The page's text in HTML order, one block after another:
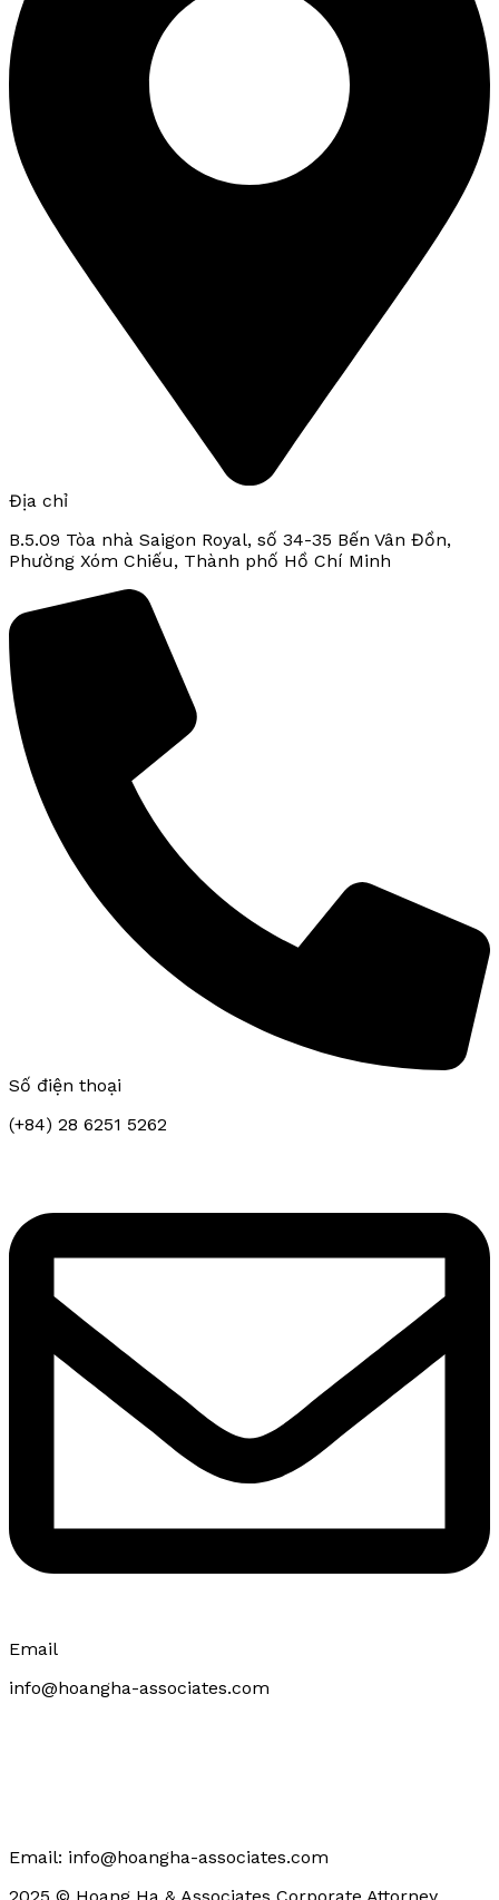
Địa chỉ
B.5.09 Tòa nhà Saigon Royal, số 34-35 Bến Vân Đồn,
Phường Xóm Chiếu, Thành phố Hồ Chí Minh
Số điện thoại
(+84) 28 6251 5262
Email
info@hoangha-associates.com
Email: info@hoangha-associates.com